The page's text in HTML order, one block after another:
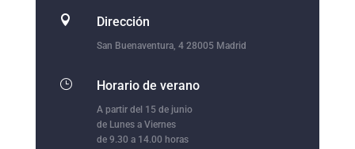
 Dirección
San Buenaventura, 4 28005 Madrid
} Horario de verano
A partir del 15 de junio
de Lunes a Viernes
de 9.30 a 14.00 horas